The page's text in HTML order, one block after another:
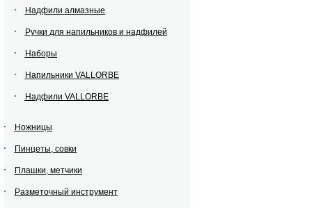
Надфили алмазные
Ручки для напильников и надфилей
Наборы
Напильники VALLORBE
Надфили VALLORBE
Ножницы
Пинцеты, совки
Плашки, метчики
Разметочный инструмент